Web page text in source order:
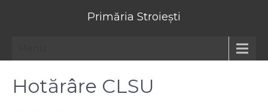
Primăria Stroiești
Hotărâre CLSU